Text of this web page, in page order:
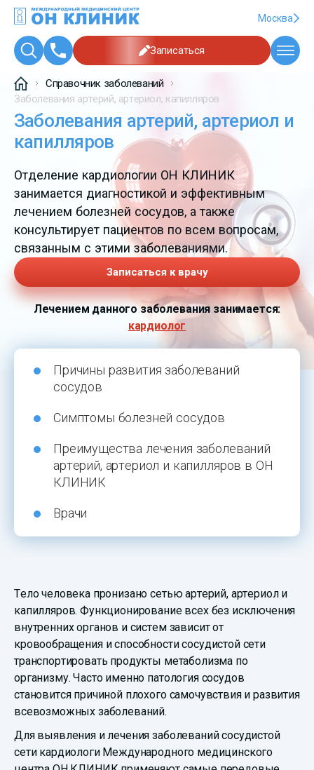
Москва
Записаться
Справочник заболеваний
Заболевания артерий, артериол, капилляров
Заболевания артерий, артериол и
капилляров
Отделение кардиологии ОН КЛИНИК
занимается диагностикой и эффективным
лечением болезней сосудов, а также
консультирует пациентов по всем вопросам,
связанным с этими заболеваниями.
Записаться к врачу
Лечением данного заболевания занимается:
кардиолог
Причины развития заболеваний
сосудов
Симптомы болезней сосудов
Преимущества лечения заболеваний
артерий, артериол и капилляров в ОН
КЛИНИК
Врачи
Тело человека пронизано сетью артерий, артериол и
капилляров. Функционирование всех без исключения
внутренних органов и систем зависит от
кровообращения и способности сосудистой сети
транспортировать продукты метаболизма по
организму. Часто именно патология сосудов
становится причиной плохого самочувствия и развития
всевозможных заболеваний.
Для выявления и лечения заболеваний сосудистой
сети кардиологи Международного медицинского